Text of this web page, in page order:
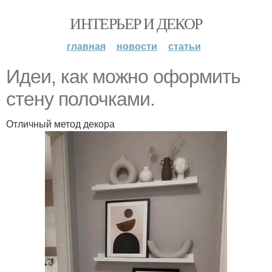
ИНТЕРЬЕР И ДЕКОР
главная новости статьи
Идеи, как можно оформить
стену полочками.
Отличный метод декора